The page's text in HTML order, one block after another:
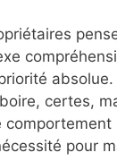
certes,
pour